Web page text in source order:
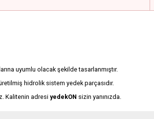
uyumlu olacak şekilde tasarlanmıştır.
hidrolik sistem yedek parçasıdır.
Kalitenin adresi yedekON sizin yanınızda.